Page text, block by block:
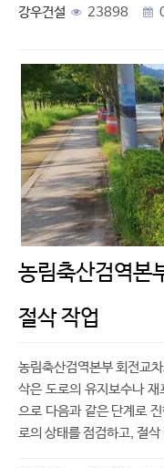
강우건설 23898
농림축산검역본
절삭 작업
농림축산검역본부 회전교
삭은 도로의 유지보수나
으로 다음과 같은 단계로
로의 상태를 점검하고, 절